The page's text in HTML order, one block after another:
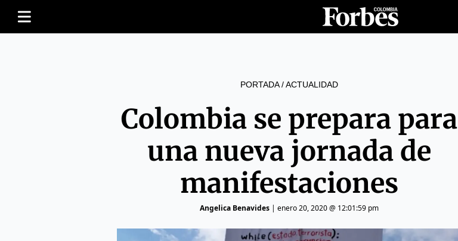
PORTADA/ACTUALIDAD
Colombia se prepara para
una nueva jornada de
manifestaciones
Angelica Benavides | enero 20, 2020 @ 12:01:59 pm